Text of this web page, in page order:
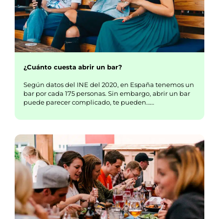
¿Cuánto cuesta abrir un bar?
Según datos del INE del 2020, en España tenemos un
bar por cada 175 personas. Sin embargo, abrir un bar
puede parecer complicado, te pueden……